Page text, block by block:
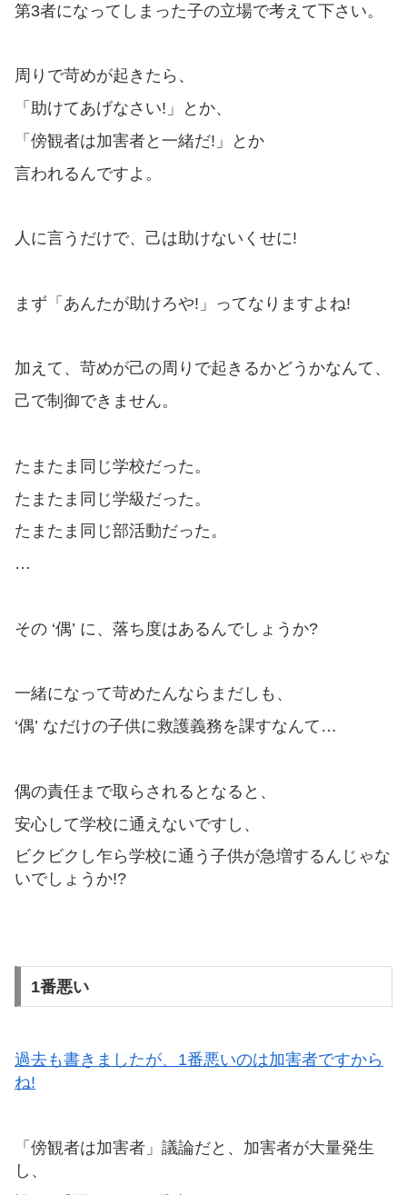
第3者になってしまった子の立場で考えて下さい。
周りで苛めが起きたら、
「助けてあげなさい!」とか、
「傍観者は加害者と一緒だ!」とか
言われるんですよ。
人に言うだけで、己は助けないくせに!
まず「あんたが助けろや!」ってなりますよね!
加えて、苛めが己の周りで起きるかどうかなんて、
己で制御できません。
たまたま同じ学校だった。
たまたま同じ学級だった。
たまたま同じ部活動だった。
…
その ‘偶’ に、落ち度はあるんでしょうか?
一緒になって苛めたんならまだしも、
‘偶’ なだけの子供に救護義務を課すなんて…
偶の責任まで取らされるとなると、
安心して学校に通えないですし、
ビクビクし乍ら学校に通う子供が急増するんじゃな
いでしょうか!?
1番悪い
過去も書きましたが、1番悪いのは加害者ですから
ね!
「傍観者は加害者」議論だと、加害者が大量発生
し、